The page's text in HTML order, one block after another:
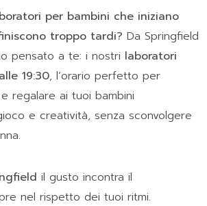
per bambini che iniziano
troppo tardi? Da Springfield
pensato a te: i nostri laboratori
19:30, l’orario perfetto per
regalare ai tuoi bambini
e creatività, senza sconvolgere
il gusto incontra il
nel rispetto dei tuoi ritmi.